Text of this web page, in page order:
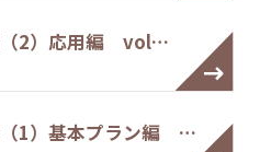
（2）応用編 vol…
（1）基本プラン編 …